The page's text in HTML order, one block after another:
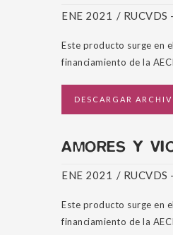
ENE 2021 / RUCVDS
Este producto surge en
financiamiento de la
DESCARGAR
AMORES Y
ENE 2021 / RUCVDS
Este producto surge en
financiamiento de la